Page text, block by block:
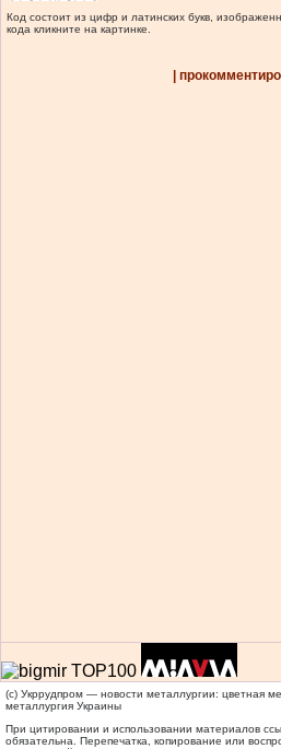
Код состоит из цифр и латинских букв,
кода кликните на картинке.
|
(c) Укррудпром — новости металлургии: цветная
металлургия Украины
При цитировании и использовании материалов
обязательна. Перепечатка, копирование или